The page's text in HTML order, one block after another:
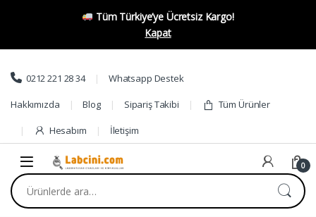
Tüm Türkiye’ye Ücretsiz Kargo!
Kapat
Skip to navigation
Skip to content
0212 221 28 34 Whatsapp Destek
Hakkımızda Blog Sipariş Takibi Tüm Ürünler
Hesabım İletişim
0
Ara: